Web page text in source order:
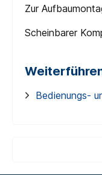
Zur
Scheinbarer
Bedienungs-